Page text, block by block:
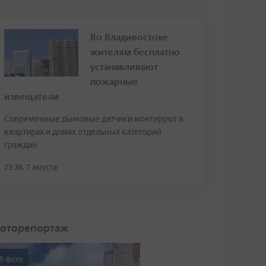
Во Владивостоке
жителям бесплатно
устанавливают
пожарные
извещатели
Современные дымовые датчики монтируют в
квартирах и домах отдельных категорий
граждан
23:36, 7 августа
фото